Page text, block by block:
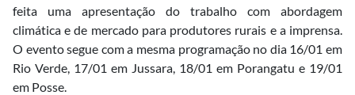
feita uma apresentação do trabalho com abordagem
climática e de mercado para produtores rurais e a imprensa.
O evento segue com a mesma programação no dia 16/01 em
Rio Verde, 17/01 em Jussara, 18/01 em Porangatu e 19/01
em Posse.